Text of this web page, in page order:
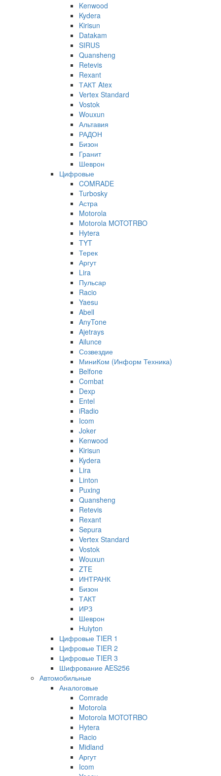
Kenwood
Kydera
Kirisun
Datakam
SIRUS
Quansheng
Retevis
Rexant
ТАКТ Atex
Vertex Standard
Vostok
Wouxun
Альтавия
РАДОН
Бизон
Гранит
Шеврон
Цифровые
COMRADE
Turbosky
Астра
Motorola
Motorola MOTOTRBO
Hytera
TYT
Терек
Аргут
Lira
Пульсар
Racio
Yaesu
Abell
AnyTone
Ajetrays
Ailunce
Созвездие
МиниКом (Информ Техника)
Belfone
Combat
Dexp
Entel
iRadio
Icom
Joker
Kenwood
Kirisun
Kydera
Lira
Linton
Puxing
Quansheng
Retevis
Rexant
Sepura
Vertex Standard
Vostok
Wouxun
ZTE
ИНТРАНК
Бизон
ТАКТ
ИРЗ
Шеврон
Huiyton
Цифровые TIER 1
Цифровые TIER 2
Цифровые TIER 3
Шифрование AES256
Автомобильные
Аналоговые
Comrade
Motorola
Motorola MOTOTRBO
Hytera
Racio
Midland
Аргут
Icom